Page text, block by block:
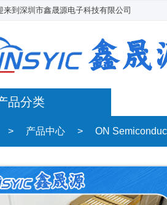
来到深圳市鑫晟源电子科技有限公司
品分类
> 产品中心 > ON